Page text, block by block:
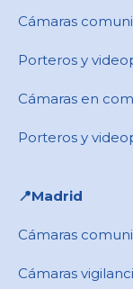
Cámaras
Porteros y
Cámaras en
Porteros y
📍​Madrid
Cámaras
Cámaras